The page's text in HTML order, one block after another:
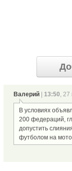
Валерий 13:50, 27
В условиях
200 федераций,
допустить
футболом на